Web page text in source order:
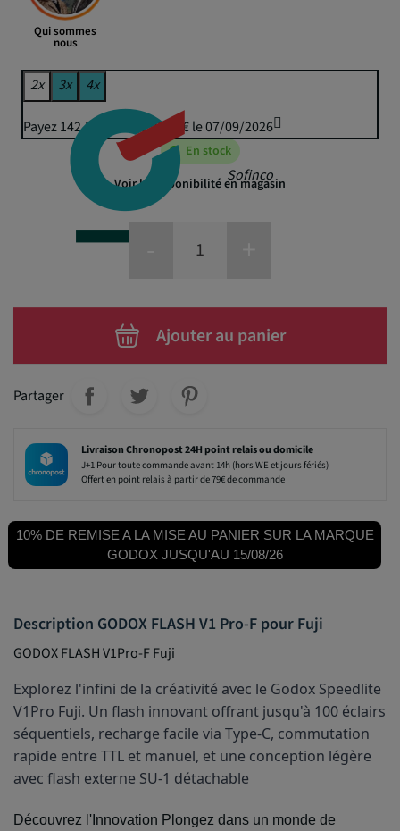
Qui sommes
nous
Sofinco
2x 3x 4x
Payez 142,35 € puis 139,95 € le 07/09/2026
En stock
Voir la disponibilité en magasin
Ajouter au panier
Partager
Livraison Chronopost 24H point relais ou domicile
J+1 Pour toute commande avant 14h (hors WE et jours fériés)
Offert en point relais à partir de 79€ de commande
10% DE REMISE A LA MISE AU PANIER SUR LA MARQUE
GODOX JUSQU'AU 15/08/26
Description GODOX FLASH V1 Pro-F pour Fuji
GODOX FLASH V1Pro-F Fuji
Explorez l'infini de la créativité avec le Godox Speedlite
V1Pro Fuji. Un flash innovant offrant jusqu'à 100 éclairs
séquentiels, recharge facile via Type-C, commutation
rapide entre TTL et manuel, et une conception légère
avec flash externe SU-1 détachable
Découvrez l'Innovation Plongez dans un monde de